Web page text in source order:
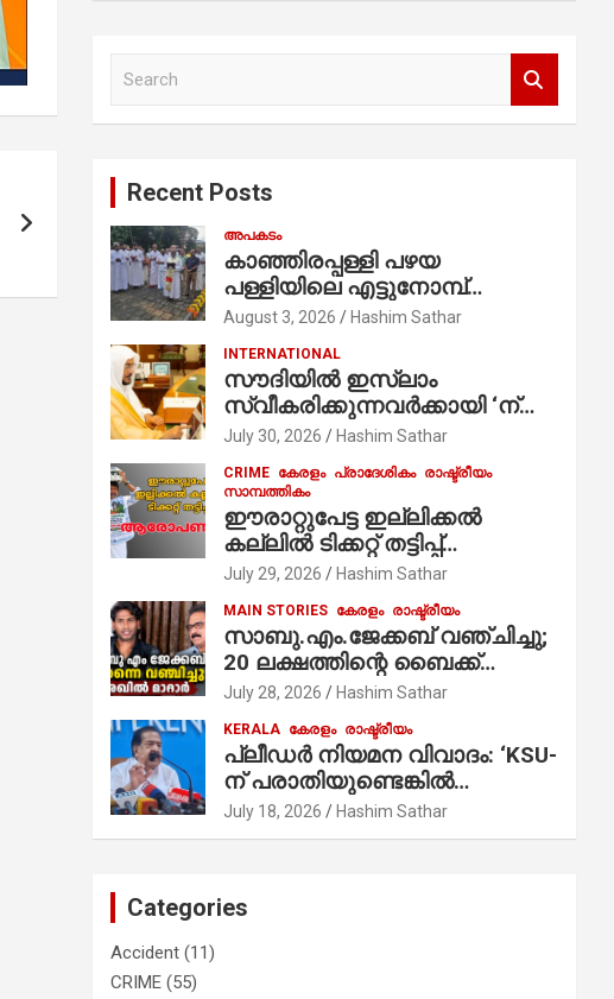
Recent Posts
അപകടം
കാഞ്ഞിരപ്പള്ളി പഴയ
പള്ളിയിലെ എട്ടുനോമ്പ്
ആചരണത്തിന്റെ ഭാഗമായുള്ള
ആർച്ച് പ്രീസ്റ്റ് വെരി. റവ.ഫാ.
കുര്യൻ താമരശ്ശേരി
നിർവഹിക്കുന്നു.
August 3, 2026 Hashim Sathar
INTERNATIONAL
സൗദിയില്‍ ഇസ്‌ലാം
സ്വീകരിക്കുന്നവര്‍ക്കായി ‘ന്യൂ
മുസ്ലിം’ ഡിജിറ്റല്‍ കാര്‍ഡ്
സേവനം ആരംഭിച്ചു
July 30, 2026 Hashim Sathar
CRIME കേരളം പ്രാദേശികം രാഷ്ട്രീയം
സാമ്പത്തികം
ഈരാറ്റുപേട്ട ഇല്ലിക്കൽ
കല്ലിൽ ടിക്കറ്റ് തട്ടിപ്പ്
ആരോപണം;
July 29, 2026 Hashim Sathar
MAIN STORIES കേരളം രാഷ്ട്രീയം
സാബു.എം.ജേക്കബ് വഞ്ചിച്ചു;
20 ലക്ഷത്തിന്റെ ബൈക്ക്
വിറ്റാണ് തൃക്കാക്കരയില്‍
മത്സരിച്ചത്! പ്രചാരണത്തിന്
രണ്ടേ രണ്ടുപേര്‍ മാത്രമാണ്
ഉണ്ടായിരുന്നത്; സാബുവിന്റേത്
വ്യക്തിപരമായ നേട്ടത്തിനുള്ള
പാര്‍ട്ടി; ഇപ്പോള്‍ ഫോണ്‍
വിളിച്ചാല്‍ എടുക്കില്ല;
ദുരനുഭവങ്ങള്‍ തുറന്നടിച്ച്
അഖില്‍ മാരാര്‍ ട്വന്റി 20 വിട്ടു
July 28, 2026 Hashim Sathar
KERALA കേരളം രാഷ്ട്രീയം
പ്ലീഡർ നിയമന വിവാദം: ‘KSU-
ന് പരാതിയുണ്ടെങ്കിൽ
പരിശോധിക്കും’; രമേശ്
ചെന്നിത്തല
July 18, 2026 Hashim Sathar
Categories
Accident (11)
CRIME (55)